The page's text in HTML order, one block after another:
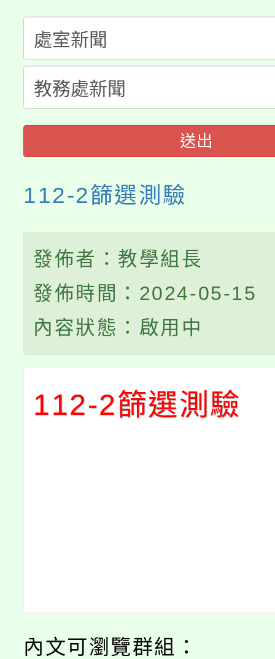
心理、諮商輔導、社會
系所師生報名參加。
門員」簡章及活動海報
踴躍報名參加。
要點
「桃園市補助參觀特色
展演活動實施計畫」
115年度「教育部表揚
義教育推展貢獻獎」
「2026 ART TAIPEI臺
博覽會」之「藝術教育
送出
112-2篩選測驗
發佈者：教學組長
發佈時間：2024-05-15
內容狀態：啟用中
112-2篩選測驗
內文可瀏覽群組：